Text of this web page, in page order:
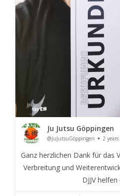
Ju Jutsu Göppingen
@JuJutsuGöppingen 2 years
Ganz herzlichen Dank für das
Verbreitung und
DJJV